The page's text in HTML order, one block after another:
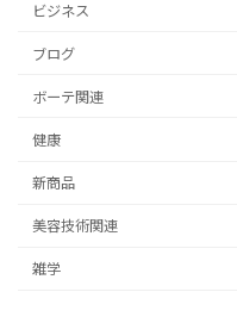
ビジネス
ブログ
ボーテ関連
健康
新商品
美容技術関連
雑学